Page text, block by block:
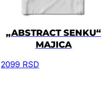
„ABSTRACT SENKU“
MAJICA
2099 RSD